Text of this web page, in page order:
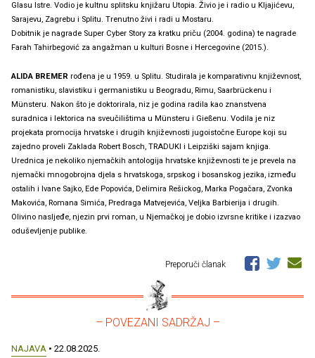
Glasu Istre. Vodio je kultnu splitsku knjižaru Utopia. Živio je i radio u Kljajićevu,
Sarajevu, Zagrebu i Splitu. Trenutno živi i radi u Mostaru.
Dobitnik je nagrade Super Cyber Story za kratku priču (2004. godina) te nagrade
Farah Tahirbegović za angažman u kulturi Bosne i Hercegovine (2015.).
ALIDA BREMER rođena je u 1959. u Splitu. Studirala je komparativnu književnost,
romanistiku, slavistiku i germanistiku u Beogradu, Rimu, Saarbrückenu i
Münsteru. Nakon što je doktorirala, niz je godina radila kao znanstvena
suradnica i lektorica na sveučilištima u Münsteru i Gießenu. Vodila je niz
projekata promocija hrvatske i drugih književnosti jugoistočne Europe koji su
zajedno proveli Zaklada Robert Bosch, TRADUKI i Leipziški sajam knjiga.
Urednica je nekoliko njemačkih antologija hrvatske književnosti te je prevela na
njemački mnogobrojna djela s hrvatskoga, srpskog i bosanskog jezika, između
ostalih i Ivane Sajko, Ede Popovića, Delimira Rešickog, Marka Pogačara, Zvonka
Makovića, Romana Simića, Predraga Matvejevića, Veljka Barbierija i drugih.
Olivino nasljeđe, njezin prvi roman, u Njemačkoj je dobio izvrsne kritike i izazvao
oduševljenje publike.
Preporuči članak
– POVEZANI SADRŽAJ –
NAJAVA • 22.08.2025.